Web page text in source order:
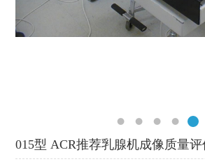
015型 ACR推荐乳腺机成像质量评